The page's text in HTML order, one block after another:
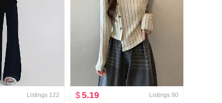
Listings 122
$5.19 Listings 90